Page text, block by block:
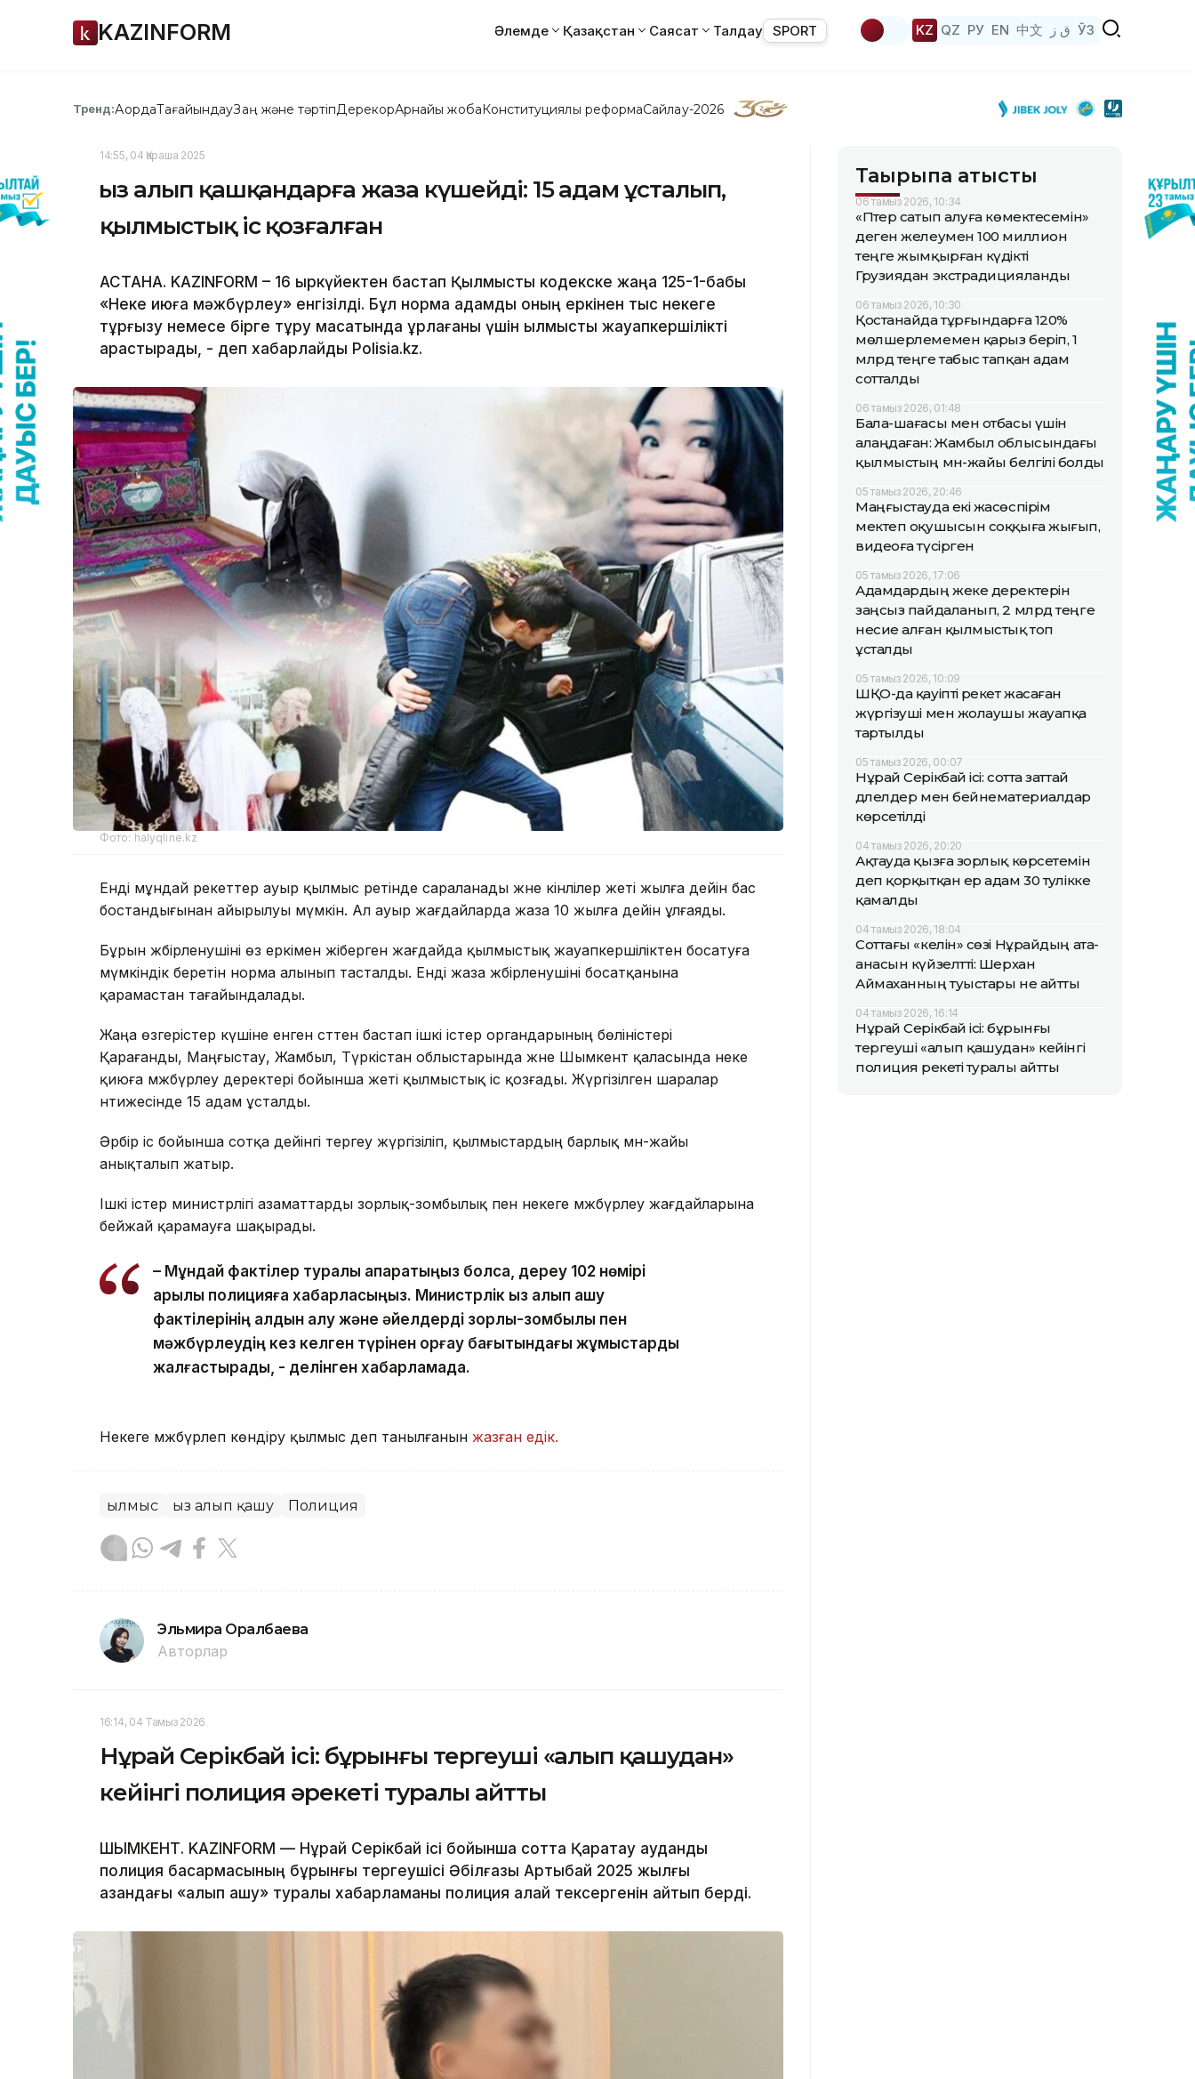
KAZINFORM Әлемде Қазақстан Саясат Талдау SPORT KZ QZ РУ EN 中文 ق ز ЎЗ
Тренд:АқордаТағайындауЗаң және тәртіпДерекқорАрнайы жобаКонституциялық реформаСайлау-2026
14:55, 04 Қараша 2025
Қыз алып қашқандарға жаза күшейді: 15 адам ұсталып,
қылмыстық іс қозғалған
АСТАНА. KAZINFORM – 16 қыркүйектен бастап Қылмыстық кодекске жаңа 125-1-бабы
«Неке қиюға мәжбүрлеу» енгізілді. Бұл норма адамды оның еркінен тыс некеге
тұрғызу немесе бірге тұру мақсатында ұрлағаны үшін қылмыстық жауапкершілікті
қарастырады, - деп хабарлайды Polisia.kz.
Фото: halyqline.kz
Енді мұндай әрекеттер ауыр қылмыс ретінде сараланады және кінәлілер жеті жылға дейін бас
бостандығынан айырылуы мүмкін. Ал ауыр жағдайларда жаза 10 жылға дейін ұлғаяды.
Бұрын жәбірленушіні өз еркімен жіберген жағдайда қылмыстық жауапкершіліктен босатуға
мүмкіндік беретін норма алынып тасталды. Енді жаза жәбірленушіні босатқанына
қарамастан тағайындалады.
Жаңа өзгерістер күшіне енген сәттен бастап ішкі істер органдарының бөліністері
Қарағанды, Маңғыстау, Жамбыл, Түркістан облыстарында және Шымкент қаласында неке
қиюға мәжбүрлеу деректері бойынша жеті қылмыстық іс қозғады. Жүргізілген шаралар
нәтижесінде 15 адам ұсталды.
Әрбір іс бойынша сотқа дейінгі тергеу жүргізіліп, қылмыстардың барлық мән-жайы
анықталып жатыр.
Ішкі істер министрлігі азаматтарды зорлық-зомбылық пен некеге мәжбүрлеу жағдайларына
бейжай қарамауға шақырады.
– Мұндай фактілер туралы ақпаратыңыз болса, дереу 102 нөмірі
арқылы полицияға хабарласыңыз. Министрлік қыз алып қашу
фактілерінің алдын алу және әйелдерді зорлық-зомбылық пен
мәжбүрлеудің кез келген түрінен қорғау бағытындағы жұмыстарды
жалғастырады, - делінген хабарламада.
Некеге мәжбүрлеп көндіру қылмыс деп танылғанын жазған едік.
Қылмыс Қыз алып қашу Полиция
Эльмира Оралбаева
Авторлар
16:14, 04 Тамыз 2026
Нұрай Серікбай ісі: бұрынғы тергеуші «алып қашудан»
кейінгі полиция әрекеті туралы айтты
ШЫМКЕНТ. KAZINFORM — Нұрай Серікбай ісі бойынша сотта Қаратау аудандық
полиция басқармасының бұрынғы тергеушісі Әбілғазы Артықбай 2025 жылғы
қазандағы «алып қашу» туралы хабарламаны полиция қалай тексергенін айтып берді.
Тақырыпқа қатысты
06 тамыз 2026, 10:34
«Пәтер сатып алуға көмектесемін»
деген желеумен 100 миллион
теңге жымқырған күдікті
Грузиядан экстрадицияланды
06 тамыз 2026, 10:30
Қостанайда тұрғындарға 120%
мөлшерлемемен қарыз беріп, 1
млрд теңге табыс тапқан адам
сотталды
06 тамыз 2026, 01:48
Бала-шағасы мен отбасы үшін
алаңдаған: Жамбыл облысындағы
қылмыстың мән-жайы белгілі болды
05 тамыз 2026, 20:46
Маңғыстауда екі жасөспірім
мектеп оқушысын соққыға жығып,
видеоға түсірген
05 тамыз 2026, 17:06
Адамдардың жеке деректерін
заңсыз пайдаланып, 2 млрд теңге
несие алған қылмыстық топ
ұсталды
05 тамыз 2026, 10:09
ШҚО-да қауіпті әрекет жасаған
жүргізуші мен жолаушы жауапқа
тартылды
05 тамыз 2026, 00:07
Нұрай Серікбай ісі: сотта заттай
дәлелдер мен бейнематериалдар
көрсетілді
04 тамыз 2026, 20:20
Ақтауда қызға зорлық көрсетемін
деп қорқытқан ер адам 30 тәулікке
қамалды
04 тамыз 2026, 18:04
Соттағы «келін» сөзі Нұрайдың ата-
анасын күйзелтті: Шерхан
Аймаханның туыстары не айтты
04 тамыз 2026, 16:14
Нұрай Серікбай ісі: бұрынғы
тергеуші «алып қашудан» кейінгі
полиция әрекеті туралы айтты